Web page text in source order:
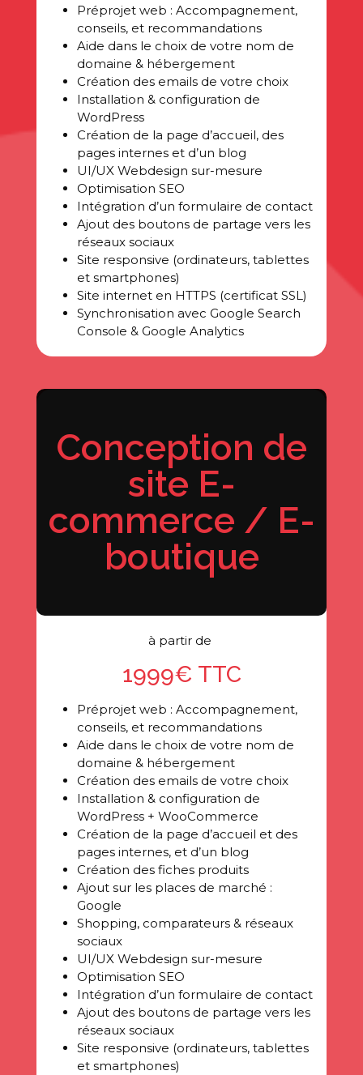
Préprojet web : Accompagnement,
conseils, et recommandations
Aide dans le choix de votre nom de
domaine & hébergement
Création des emails de votre choix
Installation & configuration de
WordPress
Création de la page d’accueil, des
pages internes et d’un blog
UI/UX Webdesign sur-mesure
Optimisation SEO
Intégration d’un formulaire de contact
Ajout des boutons de partage vers les
réseaux sociaux
Site responsive (ordinateurs, tablettes
et smartphones)
Site internet en HTTPS (certificat SSL)
Synchronisation avec Google Search
Console & Google Analytics
Conception de
site E-
commerce / E-
boutique
à partir de
1999€ TTC
Préprojet web : Accompagnement,
conseils, et recommandations
Aide dans le choix de votre nom de
domaine & hébergement
Création des emails de votre choix
Installation & configuration de
WordPress + WooCommerce
Création de la page d’accueil et des
pages internes, et d’un blog
Création des fiches produits
Ajout sur les places de marché :
Google
Shopping, comparateurs & réseaux
sociaux
UI/UX Webdesign sur-mesure
Optimisation SEO
Intégration d’un formulaire de contact
Ajout des boutons de partage vers les
réseaux sociaux
Site responsive (ordinateurs, tablettes
et smartphones)